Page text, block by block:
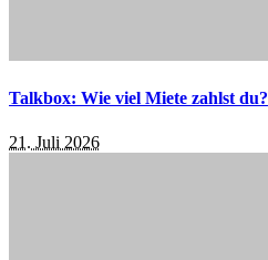
Talkbox: Wie viel Miete zahlst du?
21. Juli 2026